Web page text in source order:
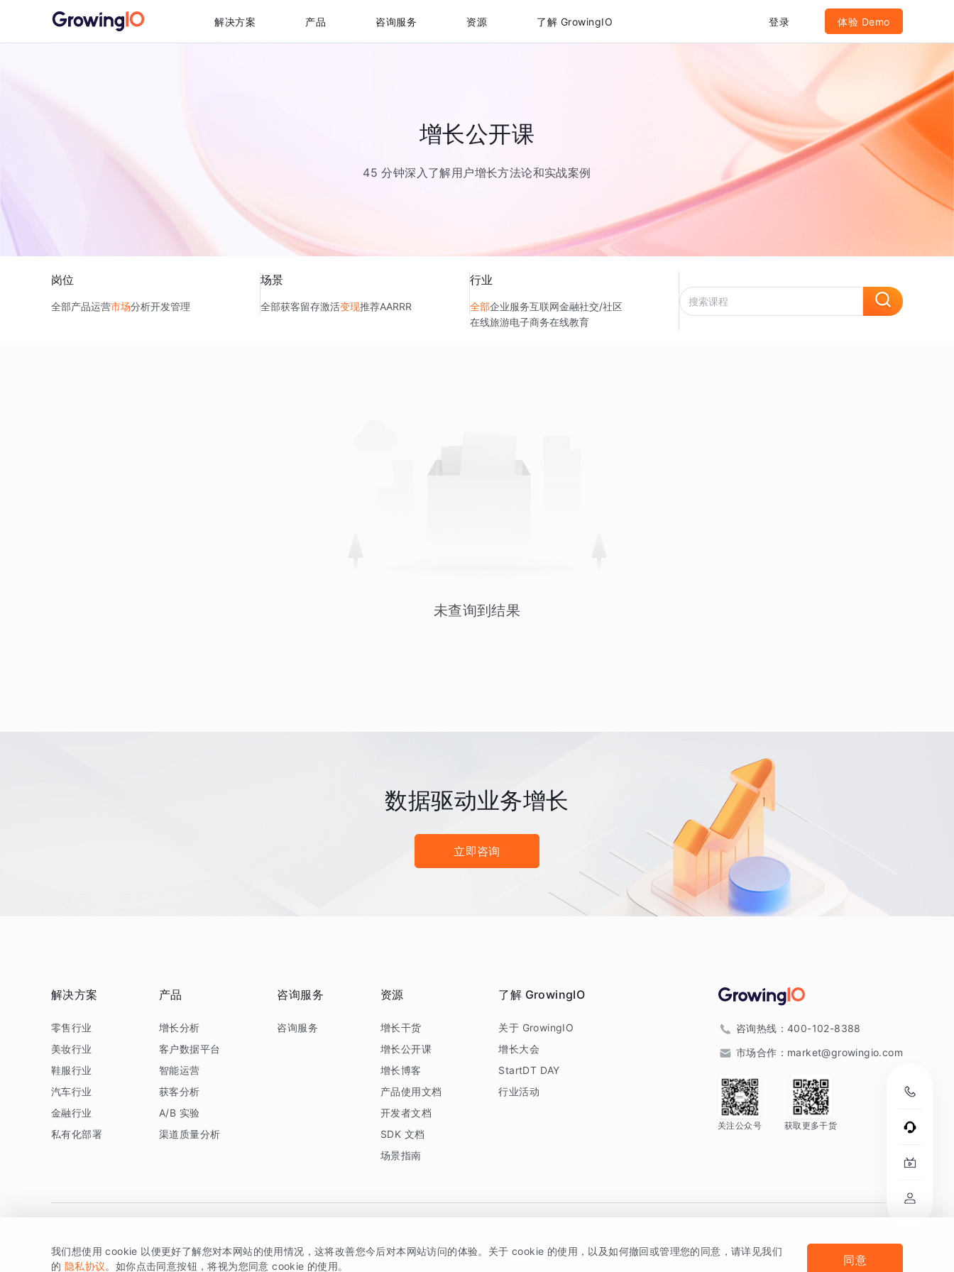
解决方案 产品 咨询服务 资源 了解 GrowingIO 登录 体验 Demo
增长公开课
45 分钟深入了解用户增长方法论和实战案例
岗位
全部产品运营市场分析开发管理
场景
全部获客留存激活变现推荐AARRR
行业
全部企业服务互联网金融社交/社区
在线旅游电子商务在线教育
未查询到结果
数据驱动业务增长
立即咨询
解决方案
零售行业
美妆行业
鞋服行业
汽车行业
金融行业
私有化部署
产品
增长分析
客户数据平台
智能运营
获客分析
A/B 实验
渠道质量分析
咨询服务
咨询服务
资源
增长干货
增长公开课
增长博客
产品使用文档
开发者文档
SDK 文档
场景指南
了解 GrowingIO
关于 GrowingIO
增长大会
StartDT DAY
行业活动
咨询热线： 400-102-8388
市场合作： market@growingio.com
关注公众号 获取更多干货
版权所有 © 北京易数科技有限公司SDK相关说明 京ICP备15038330号 法律声明及隐私条款
我们想使用 cookie 以便更好了解您对本网站的使用情况，这将改善您今后对本网站访问的体验。关于 cookie 的使用，以及如何撤回或管理您的同意，请详见我们
的 隐私协议。如你点击同意按钮，将视为您同意 cookie 的使用。 同意